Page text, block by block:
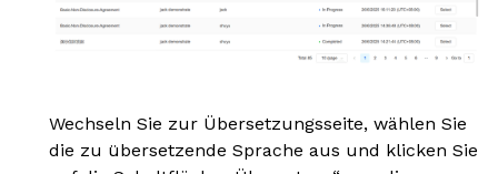
Wechseln Sie zur Übersetzungsseite, wählen Sie
die zu übersetzende Sprache aus und klicken Sie